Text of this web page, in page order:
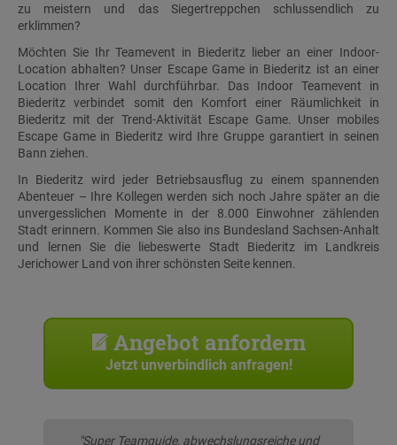
zu meistern und das Siegertreppchen schlussendlich zu
erklimmen?
Möchten Sie Ihr Teamevent in Biederitz lieber an einer Indoor-
Location abhalten? Unser Escape Game in Biederitz ist an einer
Location Ihrer Wahl durchführbar. Das Indoor Teamevent in
Biederitz verbindet somit den Komfort einer Räumlichkeit in
Biederitz mit der Trend-Aktivität Escape Game. Unser mobiles
Escape Game in Biederitz wird Ihre Gruppe garantiert in seinen
Bann ziehen.
In Biederitz wird jeder Betriebsausflug zu einem spannenden
Abenteuer – Ihre Kollegen werden sich noch Jahre später an die
unvergesslichen Momente in der 8.000 Einwohner zählenden
Stadt erinnern. Kommen Sie also ins Bundesland Sachsen-Anhalt
und lernen Sie die liebeswerte Stadt Biederitz im Landkreis
Jerichower Land von ihrer schönsten Seite kennen.
Angebot anfordern
Jetzt unverbindlich anfragen!
"Super Teamguide, abwechslungsreiche und